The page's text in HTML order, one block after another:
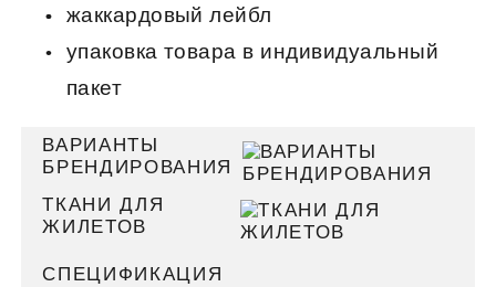
жаккардовый лейбл
упаковка товара в индивидуальный
пакет
ВАРИАНТЫ
БРЕНДИРОВАНИЯ
ТКАНИ ДЛЯ
ЖИЛЕТОВ
СПЕЦИФИКАЦИЯ